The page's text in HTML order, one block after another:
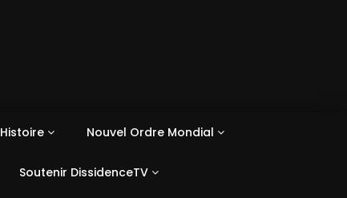
Histoire Nouvel Ordre Mondial
Soutenir DissidenceTV